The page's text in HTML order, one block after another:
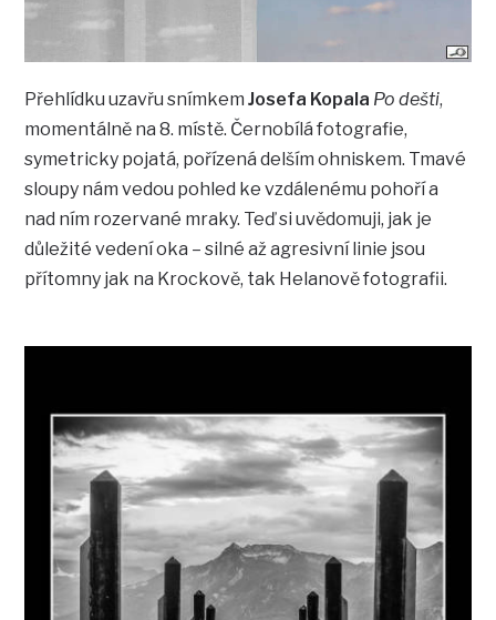
Přehlídku uzavřu snímkemJosefa Kopala Po dešti,
momentálně na 8. místě. Černobílá fotografie,
symetricky pojatá, pořízená delším ohniskem. Tmavé
sloupy nám vedou pohled ke vzdálenému pohoří a
nad ním rozervané mraky. Teď si uvědomuji, jak je
důležité vedení oka – silné až agresivní linie jsou
přítomny jak na Krockově, tak Helanově fotografii.